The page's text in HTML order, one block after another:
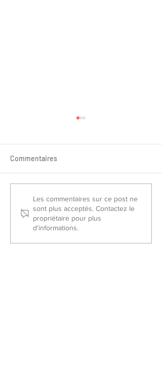
Sélectionnés France Piste
2026
Commentaires
Les commentaires sur ce post ne
sont plus acceptés. Contactez le
propriétaire pour plus
d'informations.